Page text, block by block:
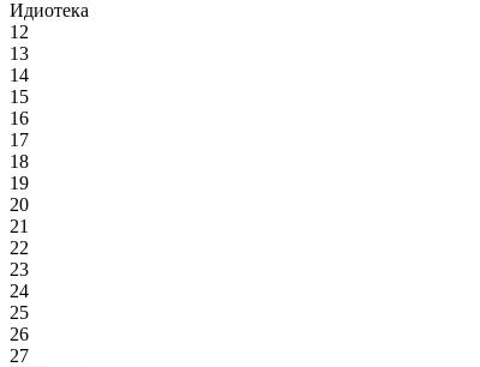
Идиотека
12
13
14
15
16
17
18
19
20
21
22
23
24
25
26
27